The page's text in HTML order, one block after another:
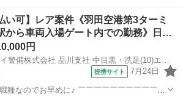
い可】レア案件《羽田空港第3ターミ
から車両入場ゲート内での勤務》日…
円
提携サイト 7月24日